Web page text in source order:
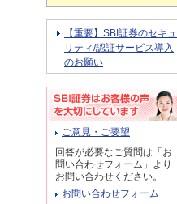
【重要】SBI証券のセキュ
リティ/認証サービス導入
のお願い
ご意見・ご要望
回答が必要なご質問は「お
問い合わせフォーム」より
お問い合わせください。
お問い合わせフォーム